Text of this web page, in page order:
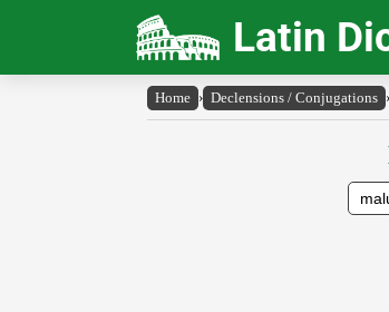
Latin
Home › Declensions / Conjugations ›